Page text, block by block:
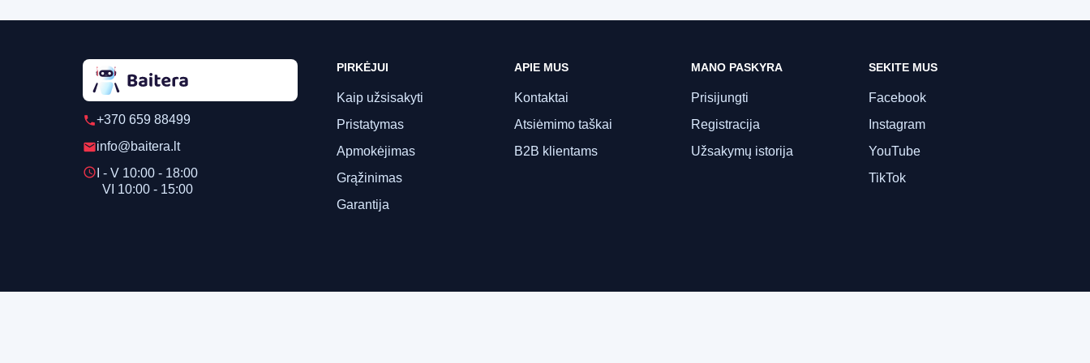
phone+370 659 88499
emailinfo@baitera.lt
schedule I - V 10:00 - 18:00
VI 10:00 - 15:00
PIRKĖJUI
Kaip užsisakyti
Pristatymas
Apmokėjimas
Grąžinimas
Garantija
APIE MUS
Kontaktai
Atsiėmimo taškai
B2B klientams
MANO PASKYRA
Prisijungti
Registracija
Užsakymų istorija
SEKITE MUS
Facebook
Instagram
YouTube
TikTok